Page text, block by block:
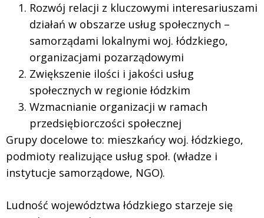
Rozwój relacji z kluczowymi interesariuszami
działań w obszarze usług społecznych –
samorządami lokalnymi woj. łódzkiego,
organizacjami pozarządowymi
Zwiększenie ilości i jakości usług
społecznych w regionie łódzkim
Wzmacnianie organizacji w ramach
przedsiębiorczości społecznej
Grupy docelowe to: mieszkańcy woj. łódzkiego,
podmioty realizujące usług społ. (władze i
instytucje samorządowe, NGO).
Ludność województwa łódzkiego starzeje się